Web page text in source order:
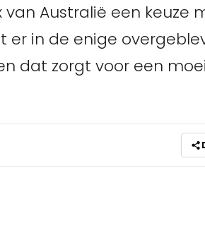
Australië een keuze
er in de enige
dat zorgt voor een